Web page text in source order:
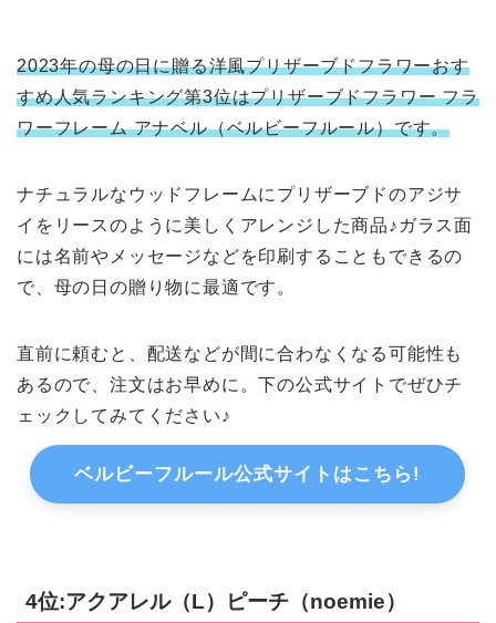
2023年の母の日に贈る洋風プリザーブドフラワーおす
すめ人気ランキング第3位はプリザーブドフラワー フラ
ワーフレーム アナベル（ベルビーフルール）です。
ナチュラルなウッドフレームにプリザーブドのアジサ
イをリースのように美しくアレンジした商品♪ガラス面
には名前やメッセージなどを印刷することもできるの
で、母の日の贈り物に最適です。
直前に頼むと、配送などが間に合わなくなる可能性も
あるので、注文はお早めに。下の公式サイトでぜひチ
ェックしてみてください♪
ベルビーフルール公式サイトはこちら!
4位:アクアレル（L）ピーチ（noemie）